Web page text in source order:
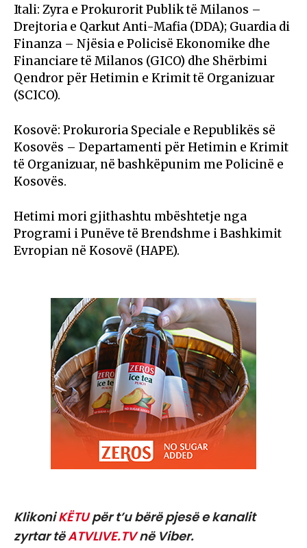
Itali: Zyra e Prokurorit Publik të Milanos –
Drejtoria e Qarkut Anti-Mafia (DDA); Guardia di
Finanza – Njësia e Policisë Ekonomike dhe
Financiare të Milanos (GICO) dhe Shërbimi
Qendror për Hetimin e Krimit të Organizuar
(SCICO).
Kosovë: Prokuroria Speciale e Republikës së
Kosovës – Departamenti për Hetimin e Krimit
të Organizuar, në bashkëpunim me Policinë e
Kosovës.
Hetimi mori gjithashtu mbështetje nga
Programi i Punëve të Brendshme i Bashkimit
Evropian në Kosovë (HAPE).
KlikoniKËTUpër t’u bërë pjesë e kanalit
zyrtar tëATVLIVE.TVnë Viber.